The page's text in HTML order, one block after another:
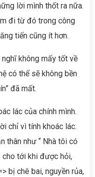
lời mình thốt ra nữa.
đi từ đó trong công
tiến cũng ít hơn.
không mấy tốt về
có thể sẽ không bền
đã mất.
lác của chính mình.
chỉ vì tính khoác lác.
thân như “ Nhà tôi có
cho tới khi được hỏi,
bị chê bai, nguyền rủa,